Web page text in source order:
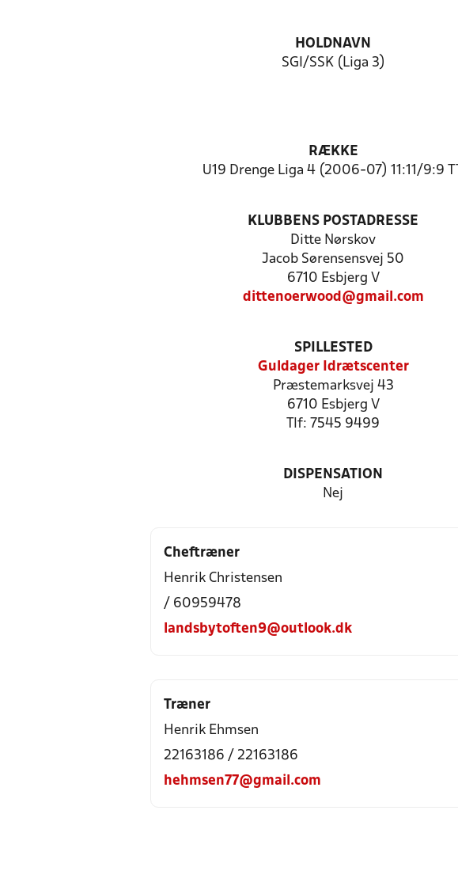
HOLDNAVN
SGI/SSK (Liga 3)
RÆKKE
U19 Drenge Liga 4 (2006-07) 11:11/9:9 TT
KLUBBENS POSTADRESSE
Ditte Nørskov
Jacob Sørensensvej 50
6710 Esbjerg V
dittenoerwood@gmail.com
SPILLESTED
Guldager Idrætscenter
Præstemarksvej 43
6710 Esbjerg V
Tlf: 7545 9499
DISPENSATION
Nej
Cheftræner
Henrik Christensen
/ 60959478
landsbytoften9@outlook.dk
Træner
Henrik Ehmsen
22163186 / 22163186
hehmsen77@gmail.com